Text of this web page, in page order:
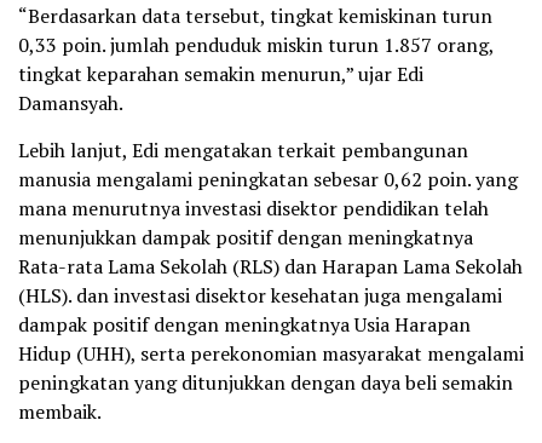
“Berdasarkan data tersebut, tingkat kemiskinan turun
0,33 poin. jumlah penduduk miskin turun 1.857 orang,
tingkat keparahan semakin menurun,” ujar Edi
Damansyah.
Lebih lanjut, Edi mengatakan terkait pembangunan
manusia mengalami peningkatan sebesar 0,62 poin. yang
mana menurutnya investasi disektor pendidikan telah
menunjukkan dampak positif dengan meningkatnya
Rata-rata Lama Sekolah (RLS) dan Harapan Lama Sekolah
(HLS). dan investasi disektor kesehatan juga mengalami
dampak positif dengan meningkatnya Usia Harapan
Hidup (UHH), serta perekonomian masyarakat mengalami
peningkatan yang ditunjukkan dengan daya beli semakin
membaik.